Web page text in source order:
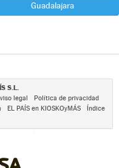
Guadalajara
S.L.
legal
Política de privacidad
EL PAÍS en KIOSKOyMÁS
Índice